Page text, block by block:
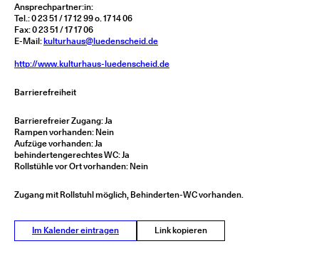
Ansprechpartner:in:
Tel.: 0 23 51 / 17 12 99 o. 17 14 06
Fax: 0 23 51 / 17 17 06
E-Mail:kulturhaus@luedenscheid.de
http://www.kulturhaus-luedenscheid.de
Barrierefreiheit
Barrierefreier Zugang: Ja
Rampen vorhanden: Nein
Aufzüge vorhanden: Ja
behindertengerechtes WC: Ja
Rollstühle vor Ort vorhanden: Nein
Zugang mit Rollstuhl möglich, Behinderten-WC vorhanden.
Im Kalender eintragen Link kopieren